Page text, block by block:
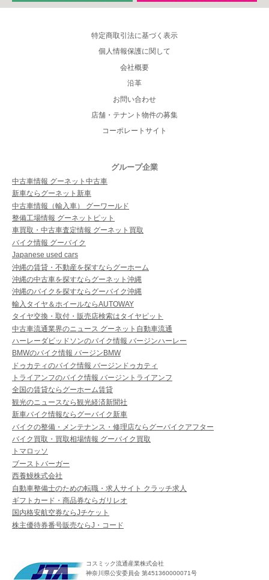
特定商取引法に基づく表示
個人情報保護に関して
会社概要
沿革
お問い合わせ
店舗・テナント物件の募集
コーポレートサイト
グループ企業
中古車情報 グーネット中古車
新車ならグーネット新車
中古車情報（輸入車） グーワールド
整備工場情報 グーネットピット
車買取・中古車査定情報 グーネット買取
バイク情報 グーバイク
Japanese used cars
沖縄の賃貸・不動産を探すならグーホーム
沖縄の中古車を探すならグーネット沖縄
沖縄のバイクを探すならグーバイク沖縄
輸入タイヤ＆ホイールならAUTOWAY
タイヤ交換・取付・販売店検索はタイヤピット
中古車流通業界のニュース グーネット自動車流通
ハーレーダビッドソンのバイク情報 バージンハーレー
BMWのバイク情報 バージンBMW
ドゥカティのバイク情報 バージンドゥカティ
トライアンフのバイク情報 バージントライアンフ
全国の賃貸ならグーホーム賃貸
観光のニュースなら観光経済新聞社
新車バイク情報ならグーバイク新車
バイクの整備・メンテナンス・修理店ならグーバイクアフター
バイク買取・買取相場情報 グーバイク買取
トマロッソ
ブーストバーガー
西養鰻株式会社
自動車整備士のための転職・求人サイト クラッチ求人
ギフトカード・商品券ならガリレオ
国内格安航空券ならJチケット
株主優待券番号販売ならJ・コード
コスミック流通産業株式会社
神奈川県公安委員会 第451360000071号